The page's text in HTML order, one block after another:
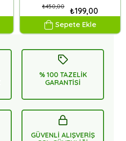
₺199,00
₺450,00
Sepete Ekle
% 100 TAZELİK
GARANTİSİ
GÜVENLİ ALIŞVERİŞ